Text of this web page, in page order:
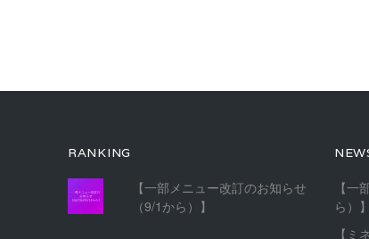
RANKING
【一部メニュー改訂のお知らせ
（9/1から）】
【
ら）】
【